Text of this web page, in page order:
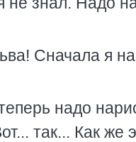
Сначала я
надо
так... Как же